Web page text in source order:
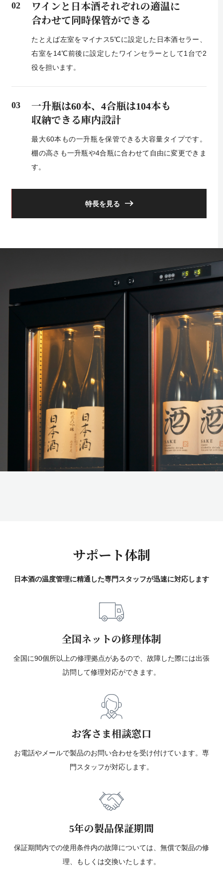
02
ワインと日本酒それぞれの適温に
合わせて同時保管ができる
たとえば左室をマイナス5℃に設定した日本酒セラー、
右室を14℃前後に設定したワインセラーとして1台で2
役を担います。
03
一升瓶は60本、4合瓶は104本も
収納できる庫内設計
最大60本もの一升瓶を保管できる大容量タイプです。
棚の高さも一升瓶や4合瓶に合わせて自由に変更できま
す。
特長を見る
サポート体制
日本酒の温度管理に精通した専門スタッフが迅速に対応します
全国ネットの修理体制
全国に90個所以上の修理拠点があるので、故障した際には出張
訪問して修理対応ができます。
お客さま相談窓口
お電話やメールで製品のお問い合わせを受け付けています。専
門スタッフが対応します。
5年の製品保証期間
保証期間内での使用条件内の故障については、無償で製品の修
理、もしくは交換いたします。